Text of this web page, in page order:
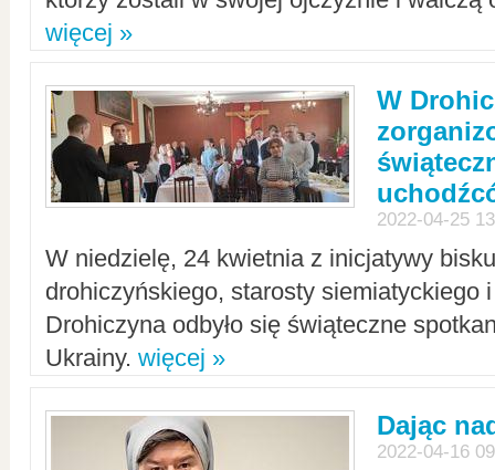
więcej »
W
2022-04-25
W niedzielę, 24 kwietnia z inicjatywy
drohiczyńskiego, starosty siemiatyckiego
Drohiczyna odbyło się świąteczne
Ukrainy. więcej »
Dając
2022-04-16